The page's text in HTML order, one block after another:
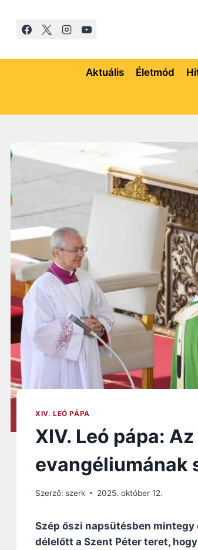
Aktuális Életmód
XIV. LEÓ PÁPA
XIV. Leó pápa:
evangéliumának
Szerző: szerk 2025. október 12.
Szép őszi napsütésben
délelőtt a Szent Péter teret,